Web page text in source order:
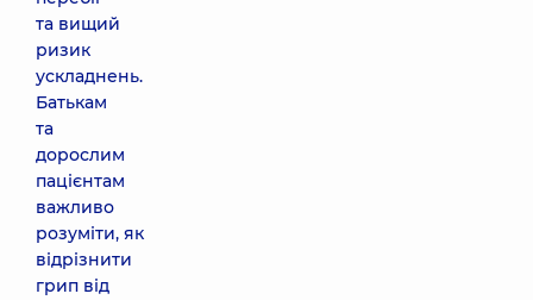
та вищий
ризик
ускладнень.
Батькам
та
дорослим
пацієнтам
важливо
розуміти, як
відрізнити
грип від